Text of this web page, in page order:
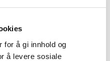
for å gi innhold og
å levere sosiale